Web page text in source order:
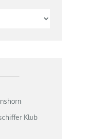
Klub